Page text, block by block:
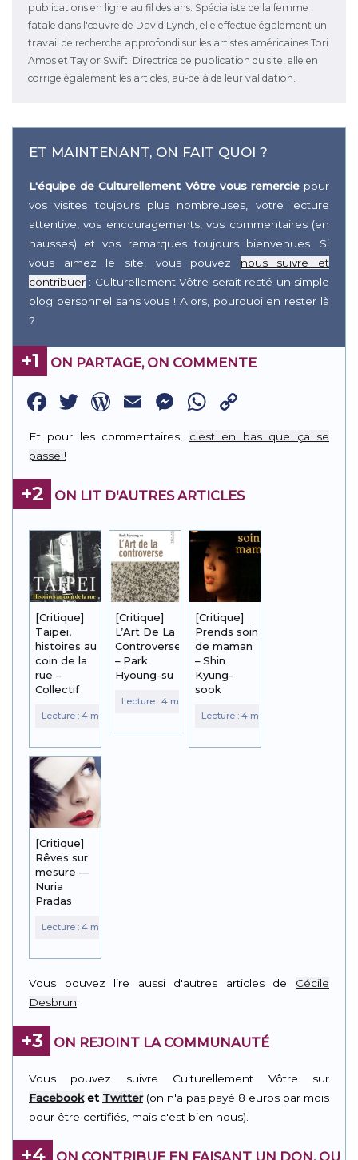
publications en ligne au fil des ans. Spécialiste de la femme
fatale dans l'œuvre de David Lynch, elle effectue également un
travail de recherche approfondi sur les artistes américaines Tori
Amos et Taylor Swift. Directrice de publication du site, elle en
corrige également les articles, au-delà de leur validation.
ET MAINTENANT, ON FAIT QUOI ?
L'équipe de Culturellement Vôtre vous remerciepour
vos visites toujours plus nombreuses, votre lecture
attentive, vos encouragements, vos commentaires (en
hausses) et vos remarques toujours bienvenues. Si
vous aimez le site, vous pouvez nous suivre et
contribuer : Culturellement Vôtre serait resté un simple
blog personnel sans vous ! Alors, pourquoi en rester là
?
+1 ON PARTAGE, ON COMMENTE
Facebook
Twitter
WordPress
EmailMessenger
WhatsApp
Link
Et pour les commentaires, c'est en bas que ça se
passe !
+2 ON LIT D'AUTRES ARTICLES
[Critique]
Taipei,
histoires au
coin de la
rue –
Collectif
[Critique]
L’Art De La
Controverse
– Park
Hyoung-su
[Critique]
Prends soin
de maman
– Shin
Kyung-
sook
[Critique]
Rêves sur
mesure —
Nuria
Pradas
Vous pouvez lire aussi d'autres articles de Cécile
Desbrun.
+3 ON REJOINT LA COMMUNAUTÉ
Vous pouvez suivre Culturellement Vôtre sur
Facebooket Twitter(on n'a pas payé 8 euros par mois
pour être certifiés, mais c'est bien nous).
+4